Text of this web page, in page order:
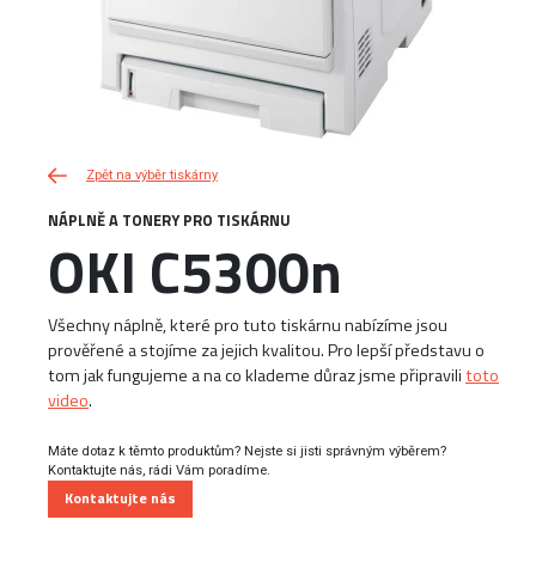
Zpět na výběr tiskárny
NÁPLNĚ A TONERY PRO TISKÁRNU
OKI C5300n
Všechny náplně, které pro tuto tiskárnu nabízíme jsou
prověřené a stojíme za jejich kvalitou. Pro lepší představu o
tom jak fungujeme a na co klademe důraz jsme připravilitoto
video.
Máte dotaz k těmto produktům? Nejste si jisti správným výběrem?
Kontaktujte nás, rádi Vám poradíme.
Kontaktujte nás